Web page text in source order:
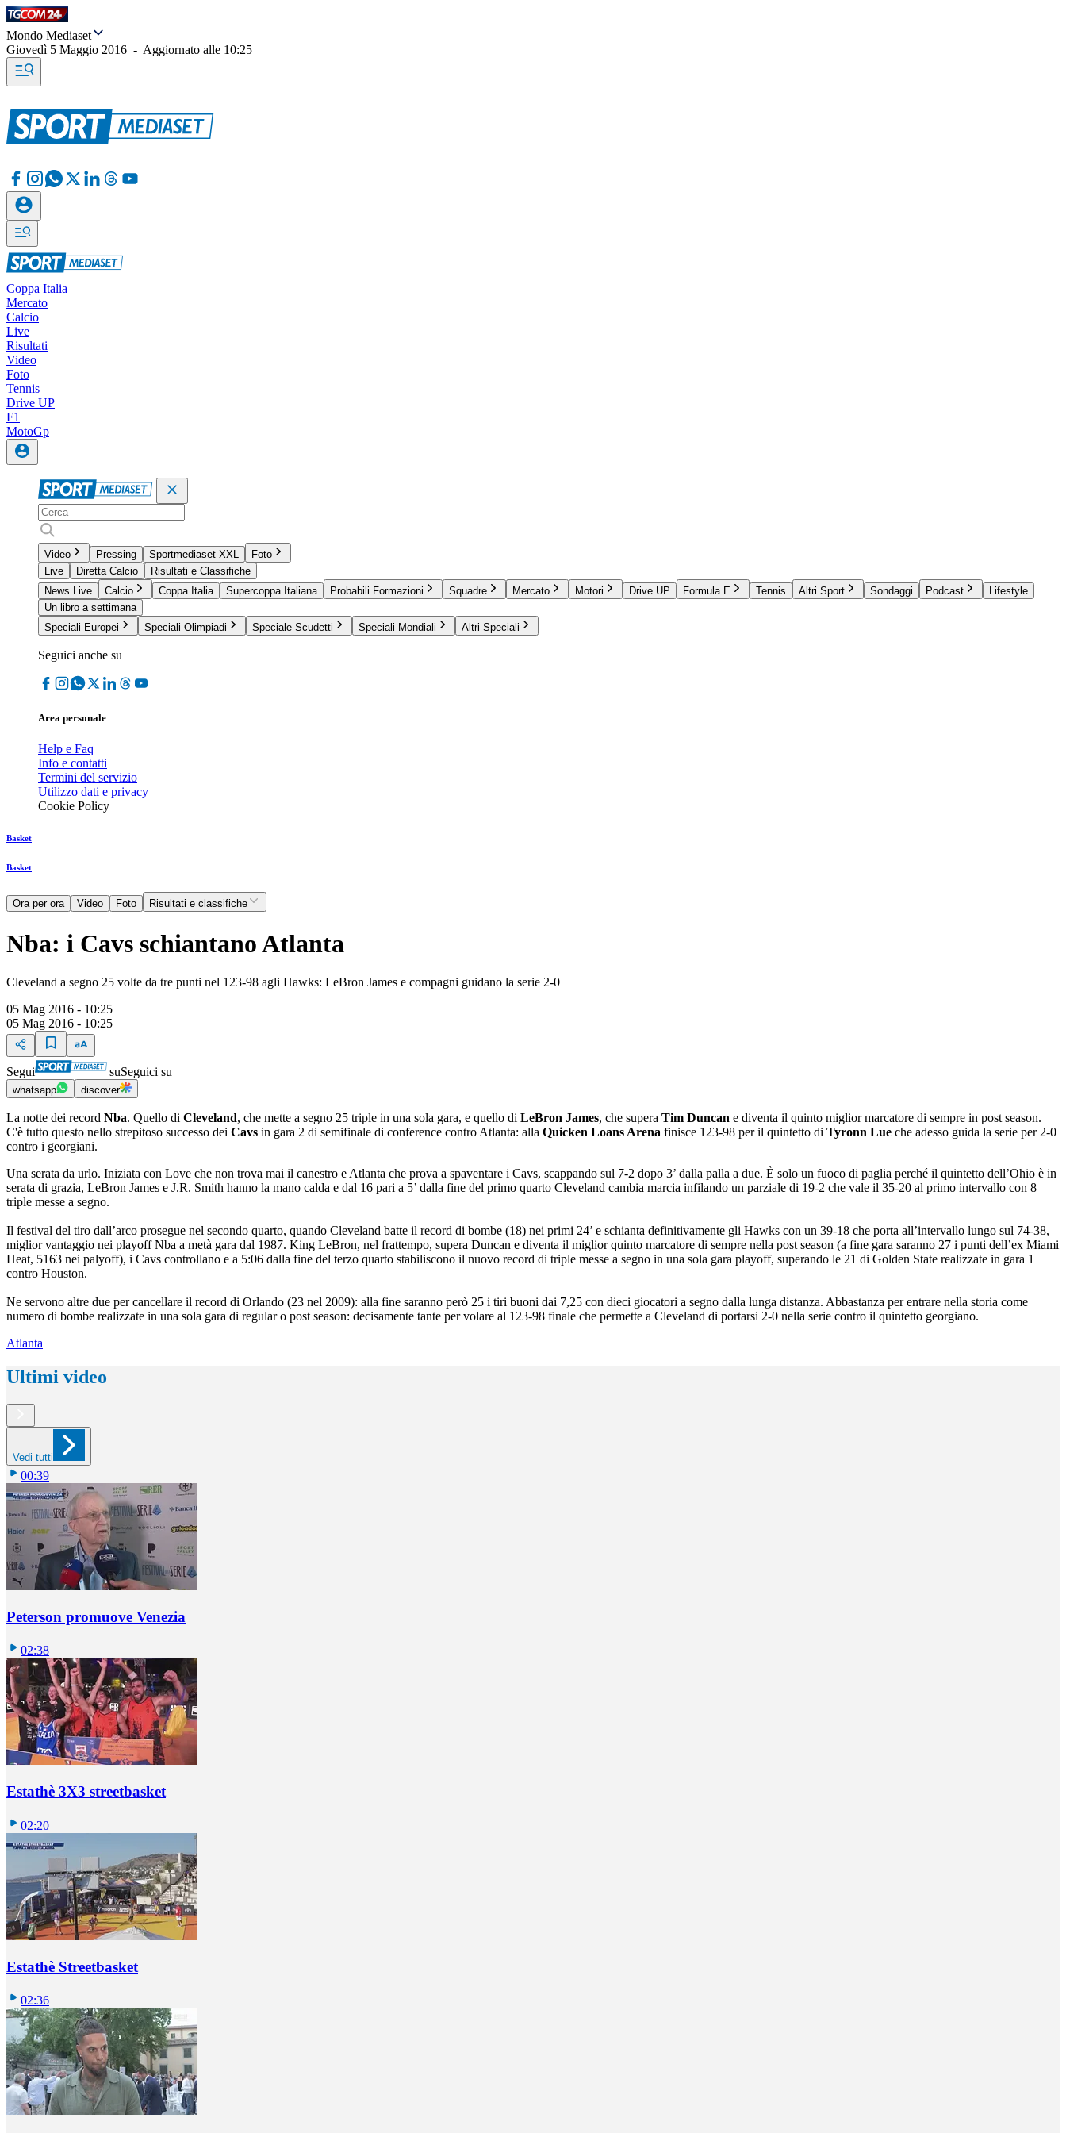
Mondo Mediaset
Giovedì 5 Maggio 2016 - Aggiornato alle 10:25
Coppa Italia
Mercato
Calcio
Live
Risultati
Video
Foto
Tennis
Drive UP
F1
MotoGp
Video Pressing Sportmediaset XXL
Foto
Live
Diretta Calcio
Risultati e Classifiche
News Live
Calcio Coppa Italia Supercoppa Italiana Probabili Formazioni Squadre Mercato Motori Drive UP Formula E Tennis Altri Sport Sondaggi Podcast
Lifestyle
Un libro a settimana
Speciali Europei
Speciali Olimpiadi Speciale Scudetti Speciali Mondiali Altri Speciali
Seguici anche su
Area personale
Help e Faq
Info e contatti
Termini del servizio
Utilizzo dati e privacy
Cookie Policy
Basket
Basket
Ora per ora Video Foto Risultati e classifiche
Nba: i Cavs schiantano Atlanta
Cleveland a segno 25 volte da tre punti nel 123-98 agli Hawks: LeBron James e compagni guidano la serie 2-0
05 Mag 2016 - 10:25
05 Mag 2016 - 10:25
Segui suSeguici su
whatsapp discover
La notte dei record Nba. Quello di Cleveland, che mette a segno 25 triple in una sola gara, e quello di LeBron James, che supera Tim Duncan e diventa il quinto miglior marcatore di sempre in post season.
C'è tutto questo nello strepitoso successo dei Cavs in gara 2 di semifinale di conference contro Atlanta: alla Quicken Loans Arena finisce 123-98 per il quintetto di Tyronn Lue che adesso guida la serie per 2-0
contro i georgiani.
Una serata da urlo. Iniziata con Love che non trova mai il canestro e Atlanta che prova a spaventare i Cavs, scappando sul 7-2 dopo 3’ dalla palla a due. È solo un fuoco di paglia perché il quintetto dell’Ohio è in
serata di grazia, LeBron James e J.R. Smith hanno la mano calda e dal 16 pari a 5’ dalla fine del primo quarto Cleveland cambia marcia infilando un parziale di 19-2 che vale il 35-20 al primo intervallo con 8
triple messe a segno.
Il festival del tiro dall’arco prosegue nel secondo quarto, quando Cleveland batte il record di bombe (18) nei primi 24’ e schianta definitivamente gli Hawks con un 39-18 che porta all’intervallo lungo sul 74-38,
miglior vantaggio nei playoff Nba a metà gara dal 1987. King LeBron, nel frattempo, supera Duncan e diventa il miglior quinto marcatore di sempre nella post season (a fine gara saranno 27 i punti dell’ex Miami
Heat, 5163 nei palyoff), i Cavs controllano e a 5:06 dalla fine del terzo quarto stabiliscono il nuovo record di triple messe a segno in una sola gara playoff, superando le 21 di Golden State realizzate in gara 1
contro Houston.
Ne servono altre due per cancellare il record di Orlando (23 nel 2009): alla fine saranno però 25 i tiri buoni dai 7,25 con dieci giocatori a segno dalla lunga distanza. Abbastanza per entrare nella storia come
numero di bombe realizzate in una sola gara di regular o post season: decisamente tante per volare al 123-98 finale che permette a Cleveland di portarsi 2-0 nella serie contro il quintetto georgiano.
Atlanta
Ultimi video
Vedi tutti
00:39
Peterson promuove Venezia
02:38
Estathè 3X3 streetbasket
02:20
Estathè Streetbasket
02:36